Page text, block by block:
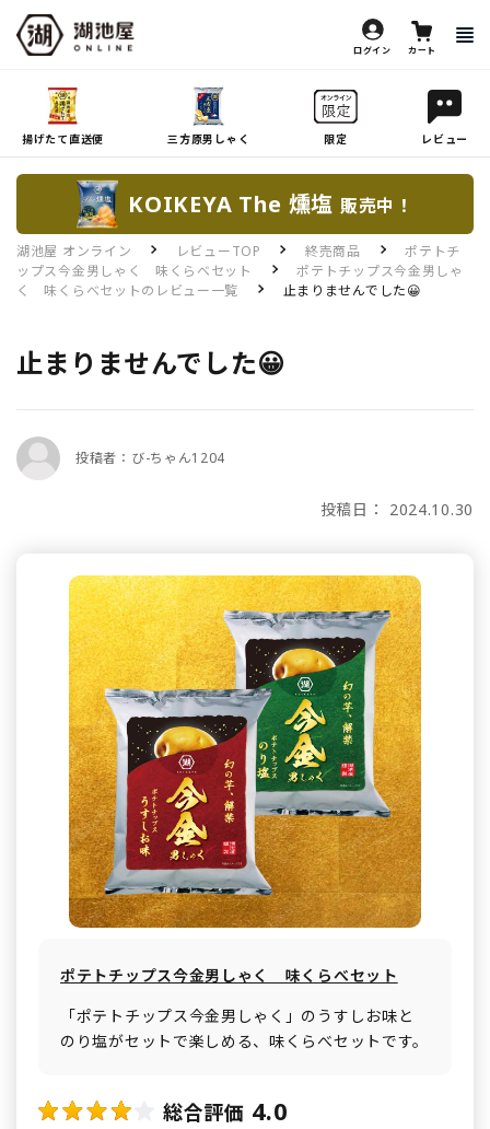
ログイン カート
揚げたて直送便 三方原男しゃく 限定 レビュー
KOIKEYA The 燻塩 販売中！
湖池屋 オンライン レビューTOP 終売商品
ポテトチ
ップス今金男しゃく 味くらべセット
ポテトチップス今金男しゃ
く 味くらべセットのレビュー一覧
止まりませんでした😀
止まりませんでした😀
投稿者：び-ちゃん1204
投稿日： 2024.10.30
ポテトチップス今金男しゃく 味くらべセット
「ポテトチップス今金男しゃく」のうすしお味と
のり塩がセットで楽しめる、味くらべセットです。
総合評価 4.0